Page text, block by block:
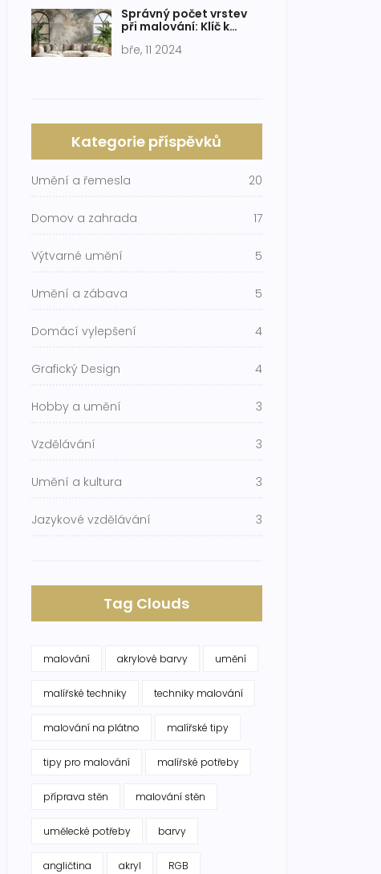
Správný počet vrstev
při malování: Klíč k
vzhledu
bře, 11 2024
Kategorie příspěvků
Umění a řemesla 20
Domov a zahrada 17
Výtvarné umění 5
Umění a zábava 5
Domácí vylepšení 4
Grafický Design 4
Hobby a umění 3
Vzdělávání 3
Umění a kultura 3
Jazykové vzdělávání 3
Tag Clouds
malování akrylové barvy umění
malířské techniky techniky malování
malování na plátno malířské tipy
tipy pro malování malířské potřeby
příprava stěn malování stěn
umělecké potřeby barvy
angličtina akryl RGB